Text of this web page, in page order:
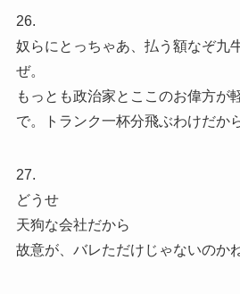
26.
奴らにとっちゃあ、払う額なぞ九
ぜ。
もっとも政治家とここのお偉方が
で。トランク一杯分飛ぶわけだか
27.
どうせ
天狗な会社だから
故意が、バレただけじゃないのかね